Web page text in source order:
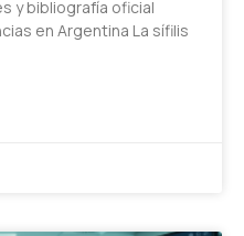
y bibliografía oficial
en Argentina La sífilis